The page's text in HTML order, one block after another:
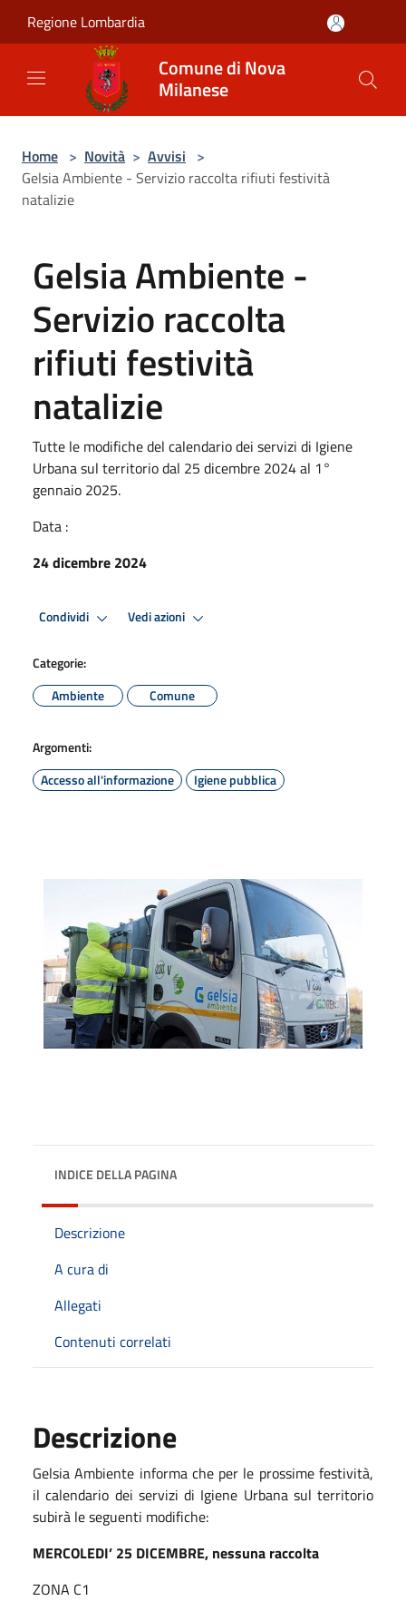
Regione Lombardia
Comune di Nova
Milanese
Home > Novità > Avvisi >
Gelsia Ambiente - Servizio raccolta rifiuti festività
natalizie
Gelsia Ambiente -
Servizio raccolta
rifiuti festività
natalizie
Tutte le modifiche del calendario dei servizi di Igiene
Urbana sul territorio dal 25 dicembre 2024 al 1°
gennaio 2025.
Data :
24 dicembre 2024
Condividi Vedi azioni
Categorie:
Ambiente
Comune
Argomenti:
Accesso all'informazione
Igiene pubblica
INDICE DELLA PAGINA
Descrizione
A cura di
Allegati
Contenuti correlati
Descrizione
Gelsia Ambiente informa che per le prossime festività,
il calendario dei servizi di Igiene Urbana sul territorio
subirà le seguenti modifiche:
MERCOLEDI’ 25 DICEMBRE, nessuna raccolta
ZONA C1